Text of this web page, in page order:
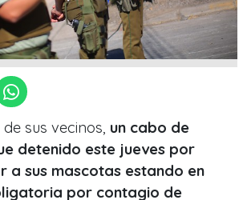
sus vecinos, un cabo de
detenido este jueves por
a sus mascotas estando en
por contagio de